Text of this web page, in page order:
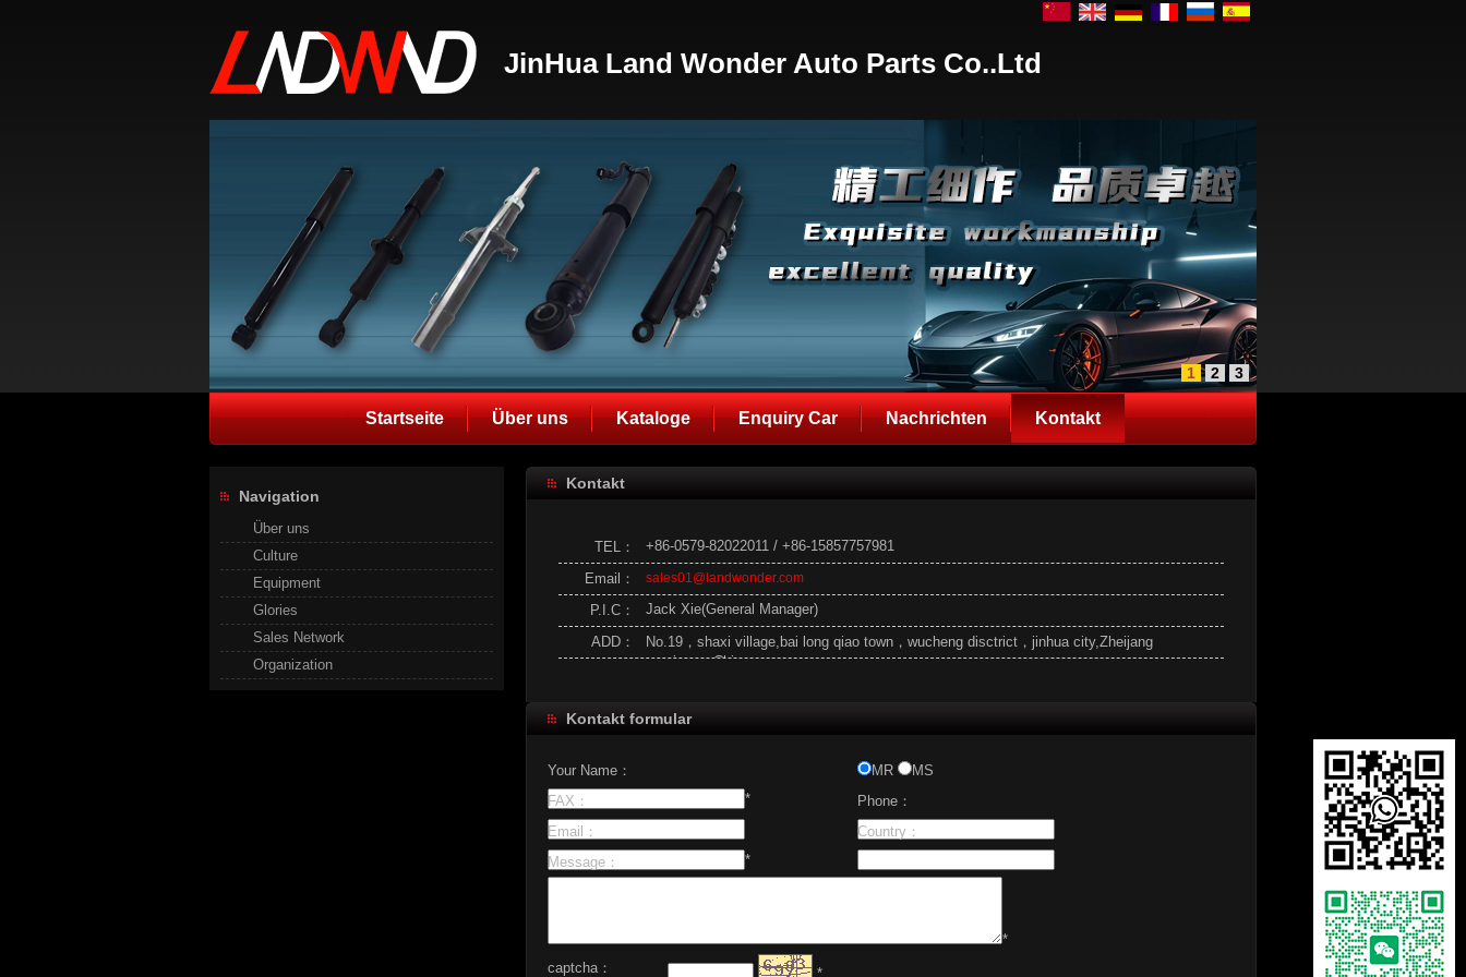
JinHua Land Wonder Auto Parts Co..Ltd
1 2 3
Startseite Über uns Kataloge Enquiry Car Nachrichten Kontakt
Kontakt
TEL：
+86-0579-82022011 / +86-15857757981
Email：
sales01@landwonder.com
P.I.C：
Jack Xie(General Manager)
ADD：
No.19，shaxi village,bai long qiao town，wucheng disctrict，jinhua city,Zheijang
province，China
Kontakt formular
Your Name：
*
MR
MS
FAX：
Phone：
Email：
*
Country：
Message：
*
captcha：
*
Navigation
Über uns
Culture
Equipment
Glories
Sales Network
Organization